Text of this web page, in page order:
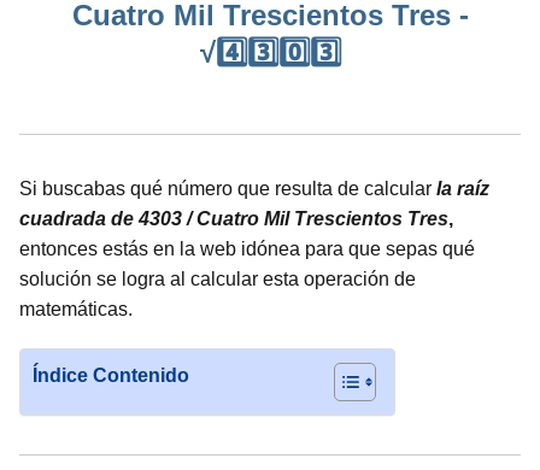
Cuatro Mil Trescientos Tres -
√4️⃣3️⃣0️⃣3️⃣
Si buscabas qué número que resulta de calcular la raíz
cuadrada de 4303 / Cuatro Mil Trescientos Tres,
entonces estás en la web idónea para que sepas qué
solución se logra al calcular esta operación de
matemáticas.
Índice Contenido